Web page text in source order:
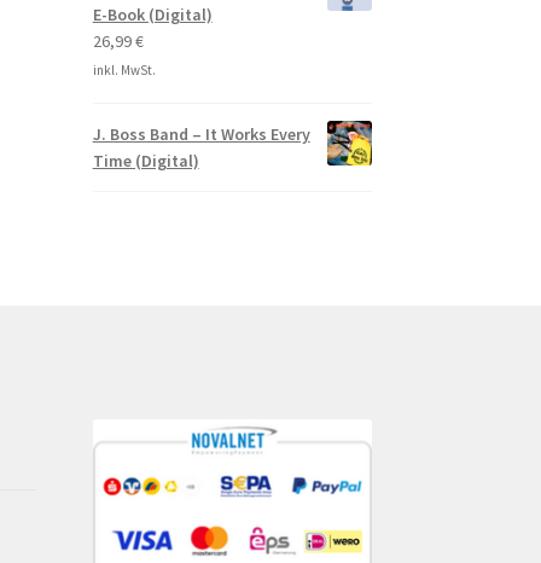
E-Book (Digital)
26,99€
inkl. MwSt.
J. Boss Band – It Works Every
Time (Digital)